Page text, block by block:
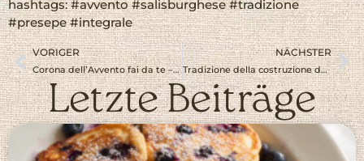
hashtags: #avvento #salisburghese #tradizione
#presepe #integrale
VORIGER
Corona dell’Avvento fai da te – profumo di bosco & nastro rosso
NÄCHSTER
Tradizione della costruzione del presepe nel Salisburghese
Letzte Beiträge